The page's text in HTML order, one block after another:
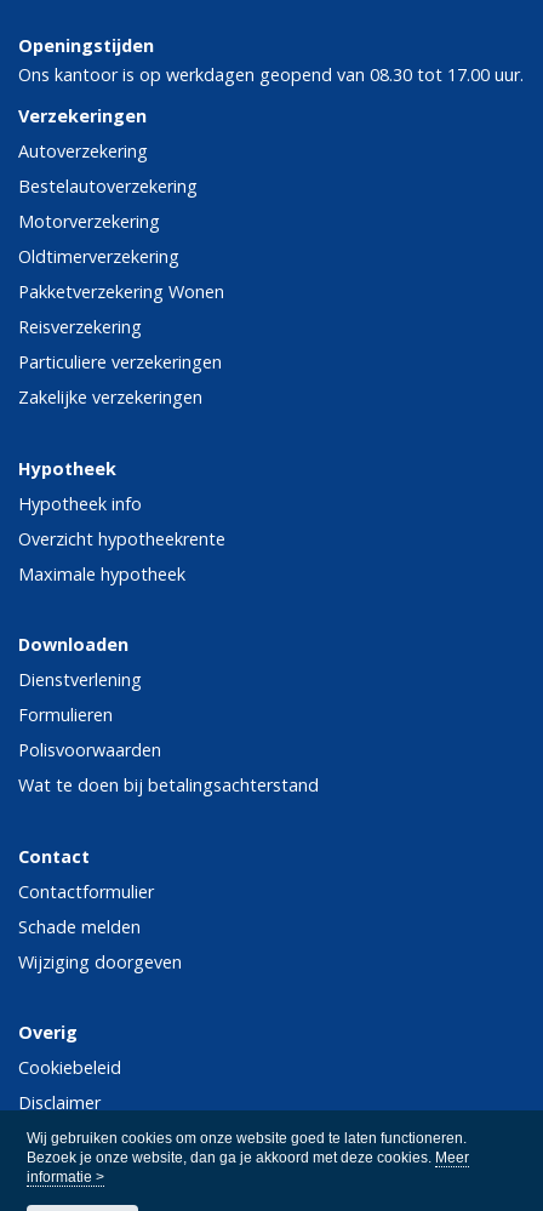
Wij gebruiken cookies om onze website goed te laten functioneren.
Bezoek je onze website, dan ga je akkoord met deze cookies. Meer
informatie >
Openingstijden
Ons kantoor is op werkdagen geopend van 08.30 tot 17.00 uur.
Verzekeringen
Autoverzekering
Bestelautoverzekering
Motorverzekering
Oldtimerverzekering
Pakketverzekering Wonen
Reisverzekering
Particuliere verzekeringen
Zakelijke verzekeringen
Hypotheek
Hypotheek info
Overzicht hypotheekrente
Maximale hypotheek
Downloaden
Dienstverlening
Formulieren
Polisvoorwaarden
Wat te doen bij betalingsachterstand
Contact
Contactformulier
Schade melden
Wijziging doorgeven
Overig
Cookiebeleid
Disclaimer
Privacy